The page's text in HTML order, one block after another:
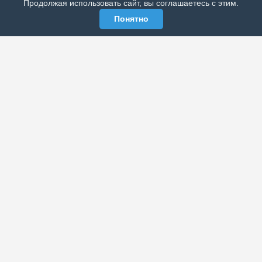
Продолжая использовать сайт, вы соглашаетесь с этим.
Понятно